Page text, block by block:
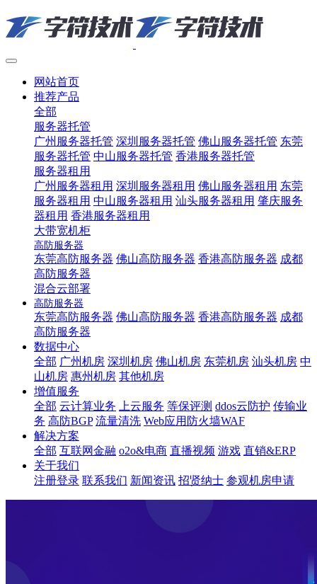
网站首页
推荐产品
全部
服务器托管
广州服务器托管 深圳服务器托管 佛山服务器托管 东莞
服务器托管 中山服务器托管 香港服务器托管
服务器租用
广州服务器租用 深圳服务器租用 佛山服务器租用 东莞
服务器租用 中山服务器租用 汕头服务器租用 肇庆服务
器租用 香港服务器租用
大带宽机柜
高防服务器
东莞高防服务器 佛山高防服务器 香港高防服务器 成都
高防服务器
混合云部署
高防服务器
东莞高防服务器 佛山高防服务器 香港高防服务器 成都
高防服务器
数据中心
全部 广州机房 深圳机房 佛山机房 东莞机房 汕头机房 中
山机房 惠州机房 其他机房
增值服务
全部 云计算业务 上云服务 等保评测 ddos云防护 传输业
务 高防BGP 流量清洗 Web应用防火墙WAF
解决方案
全部 互联网金融 o2o&电商 直播视频 游戏 直销&ERP
关于我们
注册登录 联系我们 新闻资讯 招贤纳士 参观机房申请